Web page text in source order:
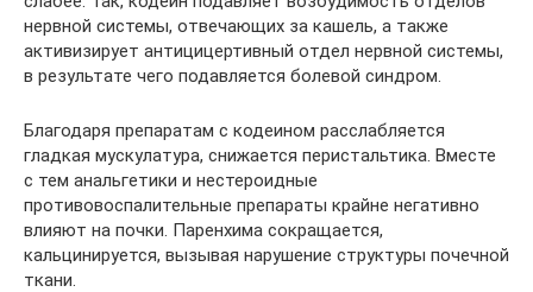
нервной системы, отвечающих за кашель, а также
активизирует антицицертивный отдел нервной системы,
в результате чего подавляется болевой синдром.
Благодаря препаратам с кодеином расслабляется
гладкая мускулатура, снижается перистальтика. Вместе
с тем анальгетики и нестероидные
противовоспалительные препараты крайне негативно
влияют на почки. Паренхима сокращается,
кальцинируется, вызывая нарушение структуры почечной
ткани.